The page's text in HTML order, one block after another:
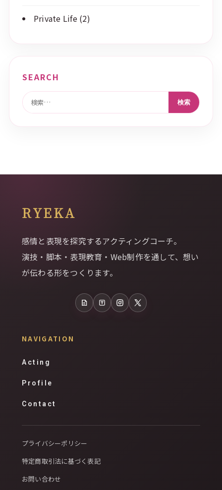
Private Life(2)
SEARCH
検索:
RYEKA
感情と表現を探究するアクティングコーチ。
演技・脚本・表現教育・Web制作を通して、想い
が伝わる形をつくります。
note TalesInstagram
X
NAVIGATION
Acting
Profile
Contact
プライバシーポリシー
特定商取引法に基づく表記
お問い合わせ